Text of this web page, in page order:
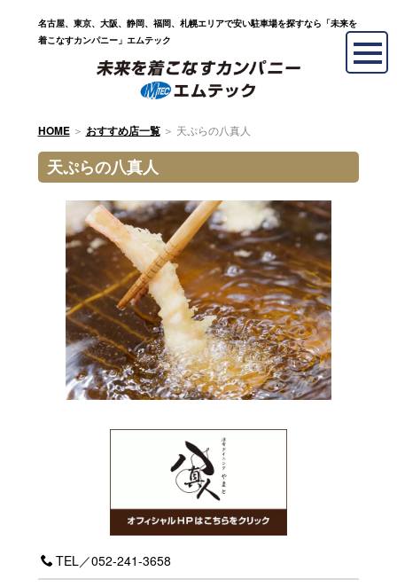
名古屋、東京、大阪、静岡、福岡、札幌エリアで安い駐車場を探すなら「未来を
着こなすカンパニー」エムテック
HOME ＞ おすすめ店一覧 ＞ 天ぷらの八真人
天ぷらの八真人
TEL／052-241-3658